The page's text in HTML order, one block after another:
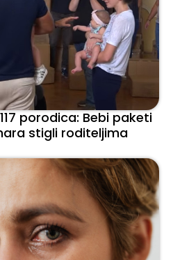
porodica: Bebi paketi
stigli roditeljima